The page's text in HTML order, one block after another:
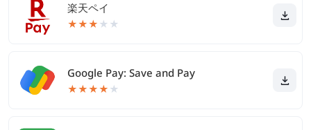
楽天ペイ
★★★ ★ ★
Google Pay: Save and Pay
★★★★ ★